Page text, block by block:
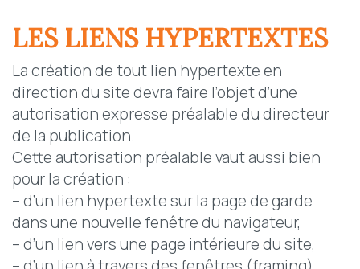
LES LIENS HYPERTEXTES
La création de tout lien hypertexte en
direction du site devra faire l’objet d’une
autorisation expresse préalable du directeur
de la publication.
Cette autorisation préalable vaut aussi bien
pour la création :
– d’un lien hypertexte sur la page de garde
dans une nouvelle fenêtre du navigateur,
– d’un lien vers une page intérieure du site,